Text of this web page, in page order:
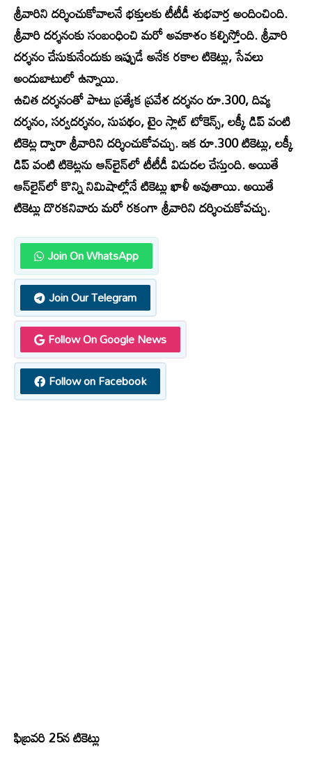
శ్రీవారిని దర్శించుకోవాలనే భక్తులకు టీటీడీ శుభవార్త అందించింది.
శ్రీవారి దర్శనంకు సంబంధించి మరో అవకాశం కల్పిస్తోంది. శ్రీవారి
దర్శనం చేసుకునేందుకు ఇప్పుడే అనేక రకాల టికెట్లు, సేవలు
అందుబాటులో ఉన్నాయి.
ఉచిత దర్శనంతో పాటు ప్రత్యేక ప్రవేశ దర్శనం రూ.300, దివ్య
దర్శనం, సర్వదర్శనం, సుపథం, టైం స్లాట్ టోకెన్స్, లక్కీ డిప్ వంటి
టికెట్ల ద్వారా శ్రీవారిని దర్శించుకోవచ్చు. ఇక రూ.300 టికెట్లు, లక్కీ
డిప్ వంటి టికెట్లను ఆన్‌లైన్‌లో టీటీడీ విడుదల చేస్తుంది. అయితే
ఆన్‌లైన్‌లో కొన్ని నిమిషాల్లోనే టికెట్లు ఖాళీ అవుతాయి. అయితే
టికెట్లు దొరకనివారు మరో రకంగా శ్రీవారిని దర్శించుకోవచ్చు.
Join On WhatsApp
Join Our Telegram
Follow On Google News
Follow on Facebook
ఫిబ్రవరి 25న టికెట్లు